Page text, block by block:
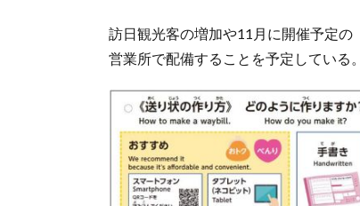
訪日観光客の増加や11月に開催予定
営業所で配備することを予定している。